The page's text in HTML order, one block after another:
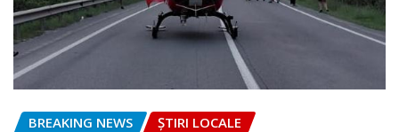
BREAKING NEWS ȘTIRI LOCALE